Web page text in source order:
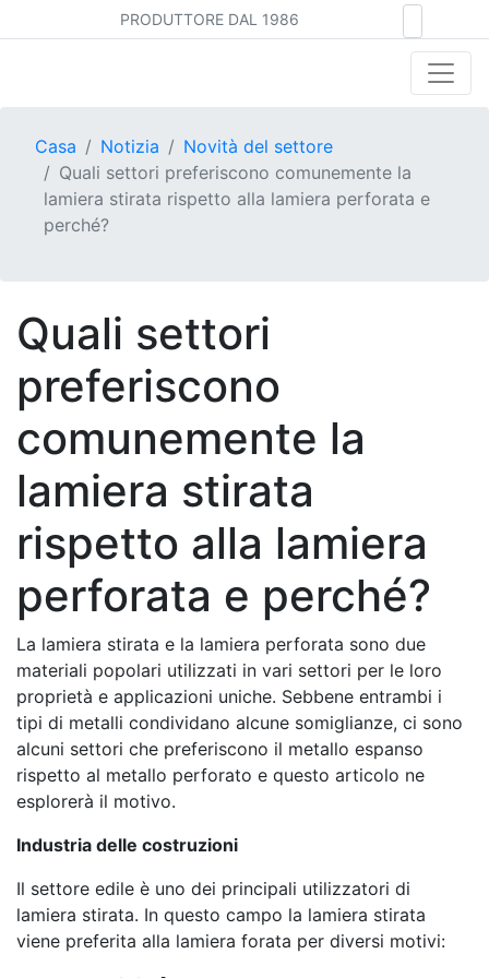
PRODUTTORE DAL 1986
Casa Notizia
Novità del settore
Quali settori preferiscono comunemente la
lamiera stirata rispetto alla lamiera perforata e
perché?
Quali settori
preferiscono
comunemente la
lamiera stirata
rispetto alla lamiera
perforata e perché?
La lamiera stirata e la lamiera perforata sono due
materiali popolari utilizzati in vari settori per le loro
proprietà e applicazioni uniche. Sebbene entrambi i
tipi di metalli condividano alcune somiglianze, ci sono
alcuni settori che preferiscono il metallo espanso
rispetto al metallo perforato e questo articolo ne
esplorerà il motivo.
Industria delle costruzioni
Il settore edile è uno dei principali utilizzatori di
lamiera stirata. In questo campo la lamiera stirata
viene preferita alla lamiera forata per diversi motivi: